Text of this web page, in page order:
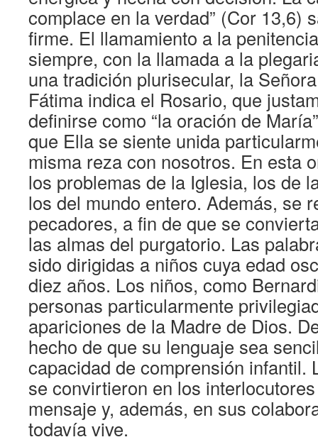
complace en la verdad” (Cor 13,6)
firme. El llamamiento a la
siempre, con la llamada a la
una tradición plurisecular, la
Fátima indica el Rosario, que
definirse como “la oración de
que Ella se siente unida
misma reza con nosotros. En esta
los problemas de la Iglesia, los de
los del mundo entero. Además, se
pecadores, a fin de que se
las almas del purgatorio. Las
sido dirigidas a niños cuya edad
diez años. Los niños, como
personas particularmente
apariciones de la Madre de Dios.
hecho de que su lenguaje sea
capacidad de comprensión infantil.
se convirtieron en los
mensaje y, además, en sus
todavía vive.